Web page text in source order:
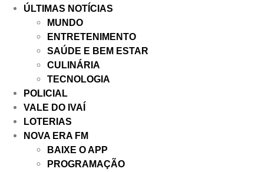
ÚLTIMAS NOTÍCIAS
MUNDO
ENTRETENIMENTO
SAÚDE E BEM ESTAR
CULINÁRIA
TECNOLOGIA
POLICIAL
VALE DO IVAÍ
LOTERIAS
NOVA ERA FM
BAIXE O APP
PROGRAMAÇÃO